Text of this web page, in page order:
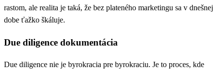
rastom, ale realita je taká, že bez plateného marketingu sa v dnešnej
dobe ťažko škáluje.
Due diligence dokumentácia
Due diligence nie je byrokracia pre byrokraciu. Je to proces, kde